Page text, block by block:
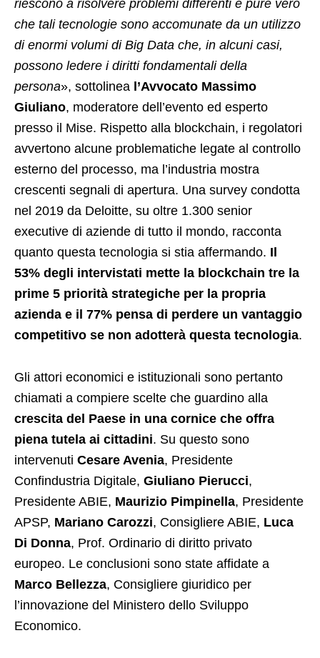
riescono a risolvere problemi differenti è pure vero
che tali tecnologie sono accomunate da un utilizzo
di enormi volumi di Big Data che, in alcuni casi,
possono ledere i diritti fondamentali della
persona», sottolinea l’Avvocato Massimo
Giuliano, moderatore dell’evento ed esperto
presso il Mise. Rispetto alla blockchain, i regolatori
avvertono alcune problematiche legate al controllo
esterno del processo, ma l’industria mostra
crescenti segnali di apertura. Una survey condotta
nel 2019 da Deloitte, su oltre 1.300 senior
executive di aziende di tutto il mondo, racconta
quanto questa tecnologia si stia affermando. Il
53% degli intervistati mette la blockchain tre la
prime 5 priorità strategiche per la propria
azienda e il 77% pensa di perdere un vantaggio
competitivo se non adotterà questa tecnologia.
Gli attori economici e istituzionali sono pertanto
chiamati a compiere scelte che guardino alla
crescita del Paese in una cornice che offra
piena tutela ai cittadini. Su questo sono
intervenuti Cesare Avenia, Presidente
Confindustria Digitale, Giuliano Pierucci,
Presidente ABIE, Maurizio Pimpinella, Presidente
APSP, Mariano Carozzi, Consigliere ABIE, Luca
Di Donna, Prof. Ordinario di diritto privato
europeo. Le conclusioni sono state affidate a
Marco Bellezza, Consigliere giuridico per
l’innovazione del Ministero dello Sviluppo
Economico.